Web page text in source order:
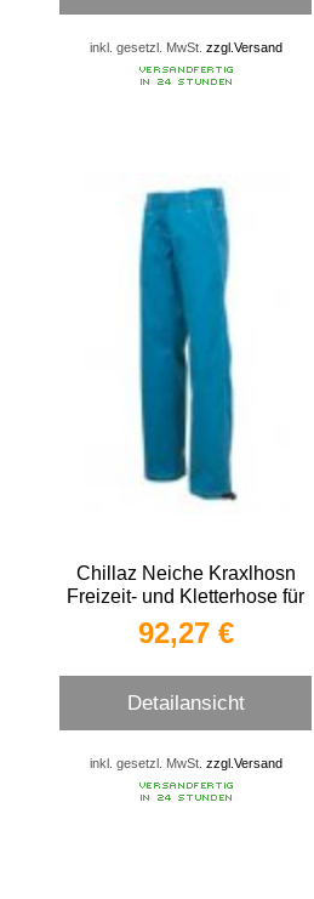
inkl. gesetzl. MwSt. zzgl.Versand
Chillaz Neiche Kraxlhosn
Freizeit- und Kletterhose für
Frauen
92,27 €
Detailansicht
inkl. gesetzl. MwSt. zzgl.Versand